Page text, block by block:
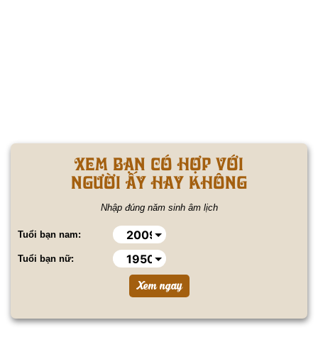
XEM BẠN CÓ HỢP VỚI
NGƯỜI ẤY HAY KHÔNG
Nhập đúng năm sinh âm lịch
Tuổi bạn nam:
Tuổi bạn nữ: